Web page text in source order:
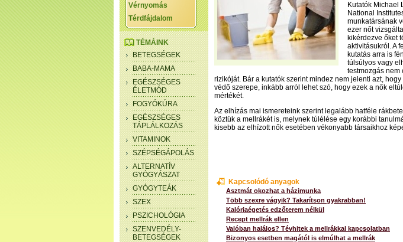
Vérnyomás
Térdfájdalom
TÉMÁINK
BETEGSÉGEK
BABA-MAMA
EGÉSZSÉGES
ÉLETMÓD
FOGYÓKÚRA
EGÉSZSÉGES
TÁPLÁLKOZÁS
VITAMINOK
SZÉPSÉGÁPOLÁS
ALTERNATÍV
GYÓGYÁSZAT
GYÓGYTEÁK
SZEX
PSZICHOLÓGIA
SZENVEDÉLY-
BETEGSÉGEK
Kutatók Michael
National
munkatársának
ezer nőt
kikérdezve őket
aktivitásukról. A
kutatás arra is
túlsúlyos vagy
testmozgás nem
rizikóját. Bár a kutatók szerint mindez nem jelenti azt,
védő szerepe, inkább arról lehet szó, hogy ezek a nők
mértékét.
Az elhízás mai ismereteink szerint legalább hatféle
köztük a mellrákét is, melynek túlélése egy korábbi
kisebb az elhízott nők esetében vékonyabb társaikhoz
Kapcsolódó anyagok
Asztmát okozhat a házimunka
Több szexre vágyik? Takarítson gyakrabban!
Kalóriaégetés edzőterem nélkül
Recept mellrák ellen
Valóban halálos? Tévhitek a mellrákkal kapcsolatban
Bizonyos esetben magától is elmúlhat a mellrák